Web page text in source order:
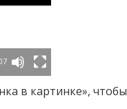
в картинке», чтобы